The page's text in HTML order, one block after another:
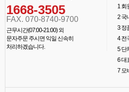
1668-3505
FAX. 070-8740-9700
근무시간(07:00-21:00) 외
문자주문 주시면 익일 신속히
처리하겠습니다.
1회
2국
3정
4전
5단
6대
7모